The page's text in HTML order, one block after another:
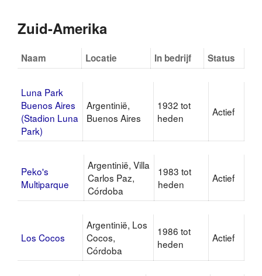
Zuid-Amerika
Naam Locatie In bedrijf Status
Luna Park
Buenos Aires
(Stadion Luna
Park)
Argentinië,
Buenos Aires
1932 tot
heden
Actief
Peko's
Multiparque
Argentinië, Villa
Carlos Paz,
Córdoba
1983 tot
heden
Actief
Los Cocos
Argentinië, Los
Cocos,
Córdoba
1986 tot
heden
Actief